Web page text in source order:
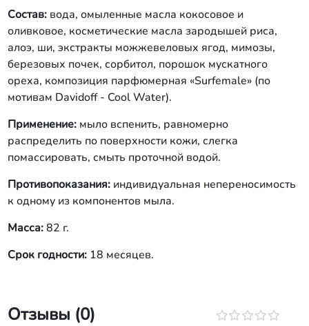
Состав: вода, омыленные масла кокосовое и
оливковое, косметические масла зародышей риса,
алоэ, ши, экстракты можжевеловых ягод, мимозы,
березовых почек, сорбитол, порошок мускатного
ореха, композиция парфюмерная «Surfemale» (по
мотивам Davidoff - Cool Water).
Применение: мыло вспенить, равномерно
распределить по поверхности кожи, слегка
помассировать, смыть проточной водой.
Противопоказания: индивидуальная непереносимость
к одному из компонентов мыла.
Масса: 82 г.
Срок годности: 18 месяцев.
Отзывы (0)